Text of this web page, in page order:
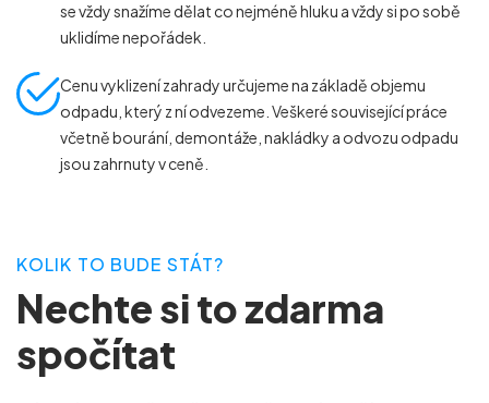
se vždy snažíme dělat co nejméně hluku a vždy si po sobě
uklidíme nepořádek.
Cenu vyklizení zahrady určujeme na základě objemu
odpadu, který z ní odvezeme. Veškeré související práce
včetně bourání, demontáže, nakládky a odvozu odpadu
jsou zahrnuty v ceně.
KOLIK TO BUDE STÁT?
Nechte si to zdarma
spočítat